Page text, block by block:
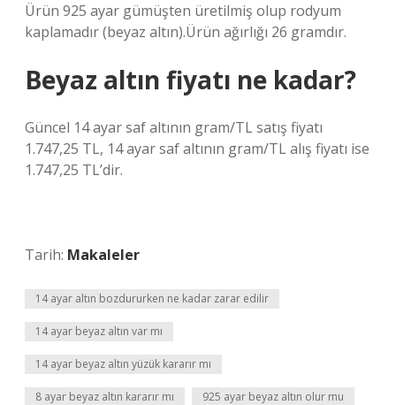
Ürün 925 ayar gümüşten üretilmiş olup rodyum
kaplamadır (beyaz altın).Ürün ağırlığı 26 gramdır.
Beyaz altın fiyatı ne kadar?
Güncel 14 ayar saf altının gram/TL satış fiyatı
1.747,25 TL, 14 ayar saf altının gram/TL alış fiyatı ise
1.747,25 TL’dir.
Tarih: Makaleler
14 ayar altın bozdururken ne kadar zarar edilir
14 ayar beyaz altın var mı
14 ayar beyaz altın yüzük kararır mı
8 ayar beyaz altın kararır mı 925 ayar beyaz altın olur mu